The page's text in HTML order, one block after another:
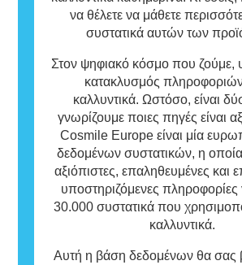
να θέλετε να μάθετε
συστατικά αυτών των
Στον ψηφιακό κόσμο που ζούμε,
κατακλυσμός πληροφοριών
καλλυντικά. Ωστόσο, είναι
γνωρίζουμε ποιες πηγές είναι
Cosmile Europe είναι μία
δεδομένων συστατικών, η
αξιόπιστες, επαληθευμένες και
υποστηριζόμενες πληροφορίες
30.000 συστατικά που
καλλυντικά.
Αυτή η βάση δεδομένων θα σας